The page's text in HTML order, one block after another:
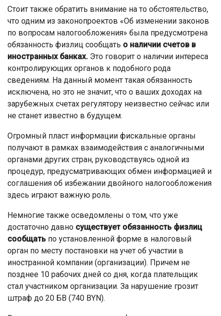
Стоит также обратить внимание на то обстоятельство,
что одним из законопроектов «Об изменении законов
по вопросам налогообложения» была предусмотрена
обязанность физлиц сообщать о наличии счетов в
иностранных банках. Это говорит о наличии интереса
контролирующих органов к подобного рода
сведениям. На данный момент такая обязанность
исключена, но это не значит, что о ваших доходах на
зарубежных счетах регулятору неизвестно сейчас или
не станет известно в будущем.
Огромный пласт информации фискальные органы
получают в рамках взаимодействия с аналогичными
органами других стран, руководствуясь одной из
процедур, предусматривающих обмен информацией и
соглашения об избежании двойного налогообложения
здесь играют важную роль.
Немногие также осведомлены о том, что уже
достаточно давно существует обязанность физлиц
сообщать по установленной форме в налоговый
орган по месту постановки на учет об участии в
иностранной компании (организации). Причем не
позднее 10 рабочих дней со дня, когда плательщик
стал участником организации. За нарушение грозит
штраф до 20 БВ (740 BYN).